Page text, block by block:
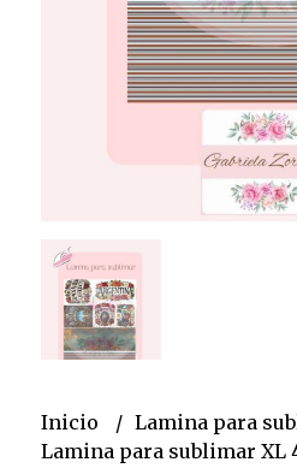
Inicio
Lamina para
Lamina para sublimar XL